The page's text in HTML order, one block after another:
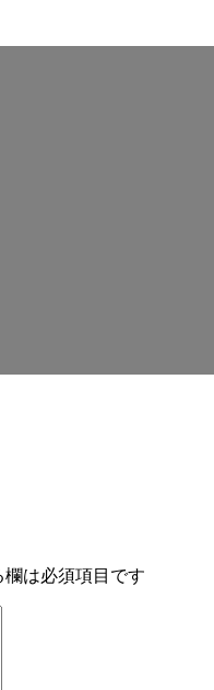
欄は必須項目です